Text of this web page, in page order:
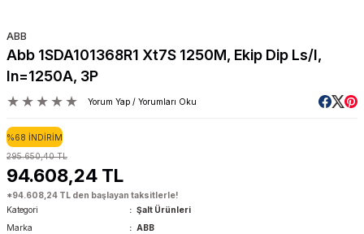
ABB
Abb 1SDA101368R1 Xt7S 1250M, Ekip Dip Ls/I,
In=1250A, 3P
Yorum Yap / Yorumları Oku
%68 İNDİRİM
295.650,40 TL
94.608,24 TL
*94.608,24 TL den başlayan taksitlerle!
Kategori
Şalt Ürünleri
Marka
ABB